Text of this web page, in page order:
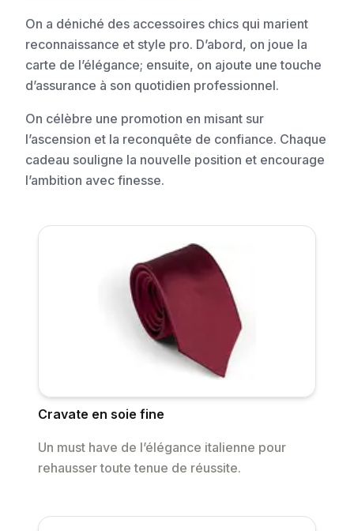
On a déniché des accessoires chics qui marient
reconnaissance et style pro. D’abord, on joue la
carte de l’élégance; ensuite, on ajoute une touche
d’assurance à son quotidien professionnel.
On célèbre une promotion en misant sur
l’ascension et la reconquête de confiance. Chaque
cadeau souligne la nouvelle position et encourage
l’ambition avec finesse.
Cravate en soie fine
Un must have de l’élégance italienne pour
rehausser toute tenue de réussite.